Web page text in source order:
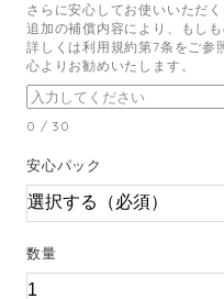
さらに安心してお使いいただ
追加の補償内容により、もし
詳しくは利用規約第7条をご参
心よりお勧めいたします。
0 / 30
安心パック
数量